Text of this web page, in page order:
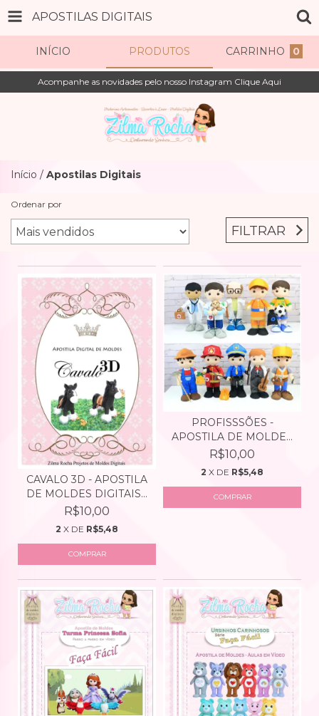
APOSTILAS DIGITAIS
INÍCIO PRODUTOS CARRINHO 0
Acompanhe as novidades pelo nosso Instagram Clique Aqui
Início / Apostilas Digitais
Ordenar por
FILTRAR
CAVALO 3D - APOSTILA
DE MOLDES DIGITAIS...
R$10,00
2 X DE R$5,48
PROFISSSÕES -
APOSTILA DE MOLDES
DIGITAI...
R$10,00
2 X DE R$5,48
COMPRAR